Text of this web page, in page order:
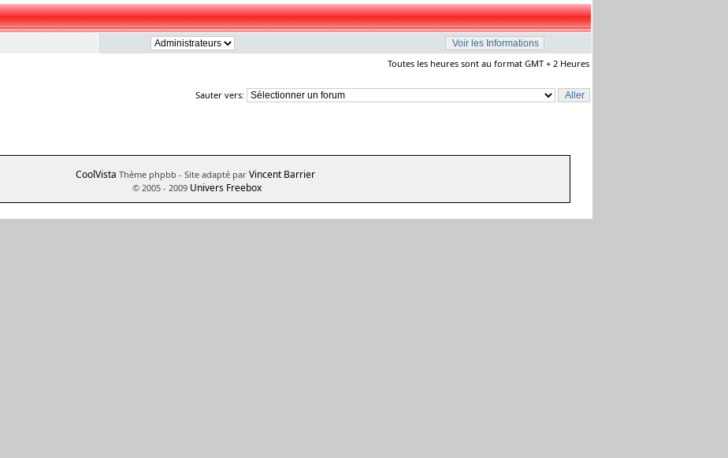
Toutes les heures sont au format GMT + 2 Heures
Sauter vers:
CoolVista Thème phpbb - Site adapté par Vincent Barrier
© 2005 - 2009 Univers Freebox